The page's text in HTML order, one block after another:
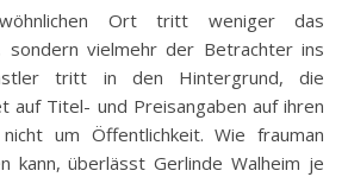
Ort tritt weniger das
sondern vielmehr der Betrachter ins
tritt in den Hintergrund, die
auf Titel- und Preisangaben auf ihren
um Öffentlichkeit. Wie frauman
kann, überlässt Gerlinde Walheim je